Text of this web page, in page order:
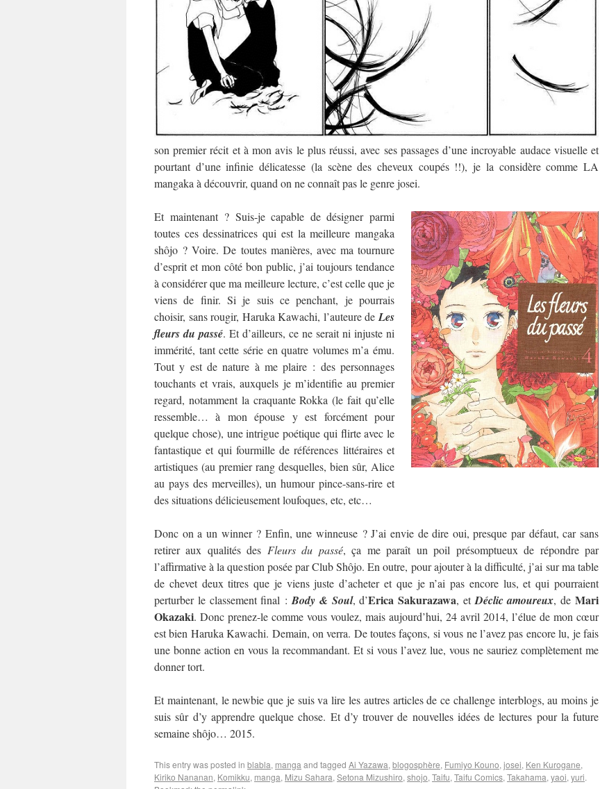
son premier récit et à mon avis le plus réussi, avec ses passages d’une incroyable audace visuelle et
pourtant d’une infinie délicatesse (la scène des cheveux coupés !!), je la considère comme LA
mangaka à découvrir, quand on ne connaît pas le genre josei.
Et maintenant ? Suis-je capable de désigner parmi
toutes ces dessinatrices qui est la meilleure mangaka
shôjo ? Voire. De toutes manières, avec ma tournure
d’esprit et mon côté bon public, j’ai toujours tendance
à considérer que ma meilleure lecture, c’est celle que je
viens de finir. Si je suis ce penchant, je pourrais
choisir, sans rougir, Haruka Kawachi, l’auteure deLes
fleurs du passé. Et d’ailleurs, ce ne serait ni injuste ni
immérité, tant cette série en quatre volumes m’a ému.
Tout y est de nature à me plaire : des personnages
touchants et vrais, auxquels je m’identifie au premier
regard, notamment la craquante Rokka (le fait qu’elle
ressemble… à mon épouse y est forcément pour
quelque chose), une intrigue poétique qui flirte avec le
fantastique et qui fourmille de références littéraires et
artistiques (au premier rang desquelles, bien sûr, Alice
au pays des merveilles), un humour pince-sans-rire et
des situations délicieusement loufoques, etc, etc…
Donc on a un winner ? Enfin, une winneuse ? J’ai envie de dire oui, presque par défaut, car sans
retirer aux qualités des Fleurs du passé, ça me paraît un poil présomptueux de répondre par
l’affirmative à la question posée par Club Shôjo. En outre, pour ajouter à la difficulté, j’ai sur ma table
de chevet deux titres que je viens juste d’acheter et que je n’ai pas encore lus, et qui pourraient
perturber le classement final :Body & Soul, d’Erica Sakurazawa, etDéclic amoureux, deMari
Okazaki. Donc prenez-le comme vous voulez, mais aujourd’hui, 24 avril 2014, l’élue de mon cœur
est bien Haruka Kawachi. Demain, on verra. De toutes façons, si vous ne l’avez pas encore lu, je fais
une bonne action en vous la recommandant. Et si vous l’avez lue, vous ne sauriez complètement me
donner tort.
Et maintenant, le newbie que je suis va lire les autres articles de ce challenge interblogs, au moins je
suis sûr d’y apprendre quelque chose. Et d’y trouver de nouvelles idées de lectures pour la future
semaine shôjo… 2015.
This entry was posted in blabla, manga and tagged Ai Yazawa, blogosphère, Fumiyo Kouno, josei, Ken Kurogane,
Kiriko Nananan, Komikku, manga, Mizu Sahara, Setona Mizushiro, shojo, Taifu, Taifu Comics, Takahama, yaoi, yuri.